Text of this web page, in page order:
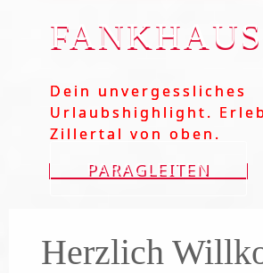
Dein unvergessliches
Urlaubshighlight.
Zillertal von oben.
PARAGLEITEN
Herzlich